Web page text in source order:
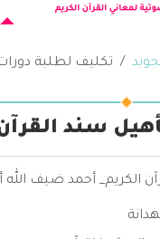
تكليف لطلبة
سند
الكريم_ أحمد ضيف الله